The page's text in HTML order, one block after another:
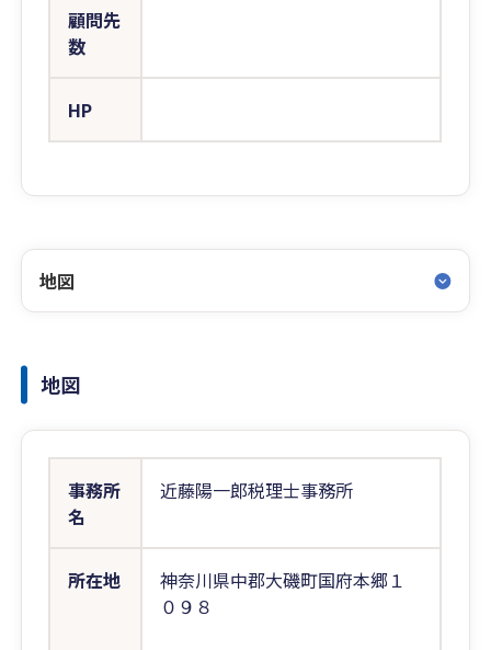
顧問先
数
HP
地図
地図
事務所
名
近藤陽一郎税理士事務所
所在地
神奈川県中郡大磯町国府本郷１
０９８